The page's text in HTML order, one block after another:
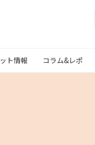
ト情報 コラム&レポ